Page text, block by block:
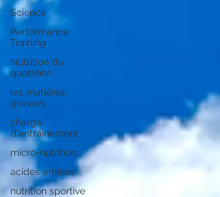
Science
Performance
Training
Nutrition du
quotidien
les matières
grasses
charge
d'entrainement
micro-nutrition
acides aminés
nutrition sportive